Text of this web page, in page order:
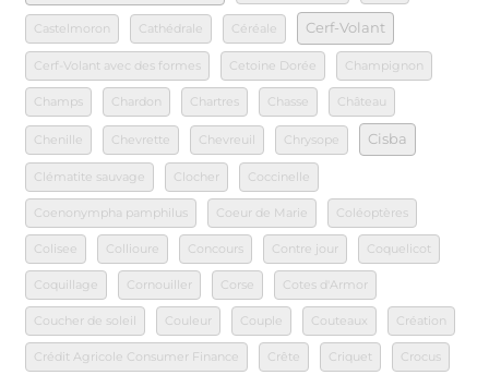
Castelmoron Cathédrale Céréale Cerf-Volant
Cerf-Volant avec des formes Cetoine Dorée Champignon
Champs Chardon Chartres Chasse Château
Chenille Chevrette Chevreuil Chrysope Cisba
Clématite sauvage Clocher Coccinelle
Coenonympha pamphilus Coeur de Marie Coléoptères
Colisee Collioure Concours Contre jour Coquelicot
Coquillage Cornouiller Corse Cotes d'Armor
Coucher de soleil Couleur Couple Couteaux Création
Crédit Agricole Consumer Finance Crête Criquet Crocus